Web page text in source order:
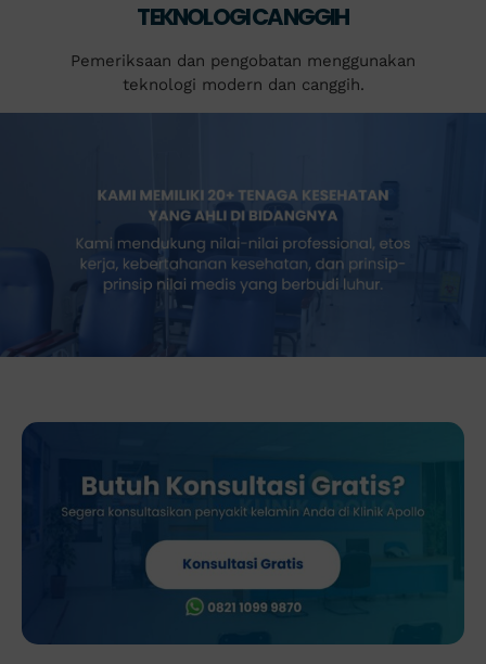
TEKNOLOGI CANGGIH
Pemeriksaan dan pengobatan menggunakan
teknologi modern dan canggih.